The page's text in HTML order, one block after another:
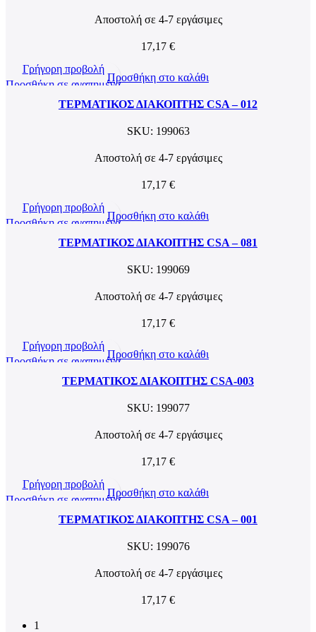
Αποστολή σε 4-7 εργάσιμες
17,17 €
Γρήγορη προβολή
Προσθήκη σε αγαπημένα
Προσθήκη στο καλάθι
ΤΕΡΜΑΤΙΚΟΣ ΔΙΑΚΟΠΤΗΣ CSA – 012
SKU: 199063
Αποστολή σε 4-7 εργάσιμες
17,17 €
Γρήγορη προβολή
Προσθήκη σε αγαπημένα
Προσθήκη στο καλάθι
ΤΕΡΜΑΤΙΚΟΣ ΔΙΑΚΟΠΤΗΣ CSA – 081
SKU: 199069
Αποστολή σε 4-7 εργάσιμες
17,17 €
Γρήγορη προβολή
Προσθήκη σε αγαπημένα
Προσθήκη στο καλάθι
ΤΕΡΜΑΤΙΚΟΣ ΔΙΑΚΟΠΤΗΣ CSA-003
SKU: 199077
Αποστολή σε 4-7 εργάσιμες
17,17 €
Γρήγορη προβολή
Προσθήκη σε αγαπημένα
Προσθήκη στο καλάθι
ΤΕΡΜΑΤΙΚΟΣ ΔΙΑΚΟΠΤΗΣ CSA – 001
SKU: 199076
Αποστολή σε 4-7 εργάσιμες
17,17 €
1